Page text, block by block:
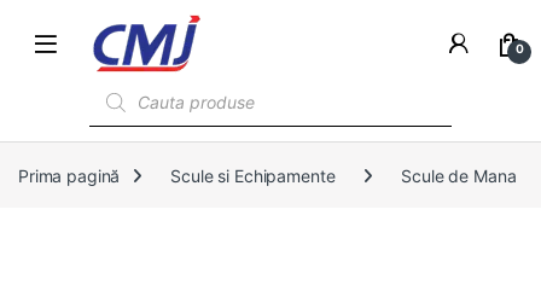
0
Prima pagină Scule si Echipamente Scule de Mana